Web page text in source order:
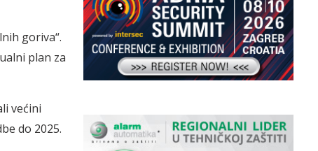
goriva“.
plan za
većini
do 2025.